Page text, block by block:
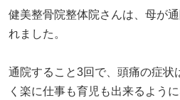
健美整骨院整体院さんは、母が
れました。
通院すること3回で、頭痛の症状
く楽に仕事も育児も出来るように